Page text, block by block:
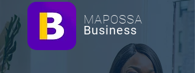
MAPOSSA
Business